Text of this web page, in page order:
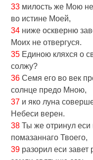
33 милость же Мою
во истине Моей,
34 ниже оскверню
Моих не отвергуся.
35 Единою кляхся о
солжу?
36 Семя eго во век
солнце предо Мною,
37 и яко луна
Небеси верен.
38 Ты же отринул еси
помазаннаго Твоего,
39 разорил еси завет